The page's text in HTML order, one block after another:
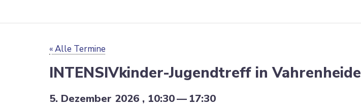
« Alle Termine
INTENSIVkinder-Jugend­treff in Vahrenheide
5. Dezember 2026 , 10:30—17:30